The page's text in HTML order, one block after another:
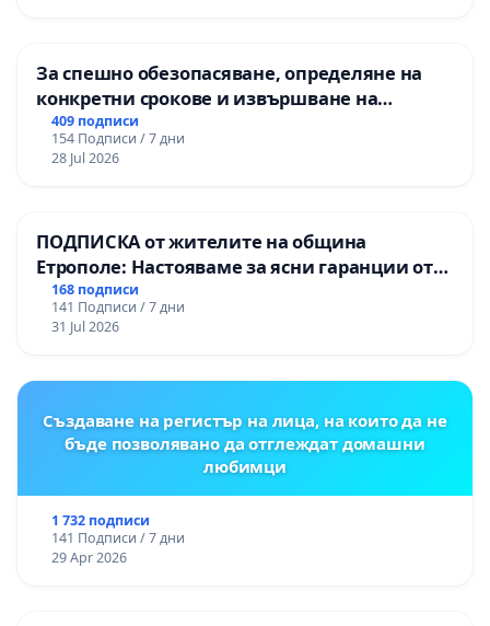
За спешно обезопасяване, определяне на
конкретни срокове и извършване на
цялостна рехабилитация на
републиканския път между пътен възел АМ
„Тракия“ - гр. Ихтиман - с. Мирово - к.к.
409 подписи
154 Подписи / 7 дни
28 Jul 2026
ПОДПИСКА от жителите на община
Етрополе: Настояваме за ясни гаранции от
“Елаците-МЕД” АД и от държавата, че ще се
изпълнят всички екологични норми!
168 подписи
141 Подписи / 7 дни
31 Jul 2026
Създаване на регистър на лица, на които да не
бъде позволявано да отглеждат домашни
любимци
1 732 подписи
141 Подписи / 7 дни
29 Apr 2026